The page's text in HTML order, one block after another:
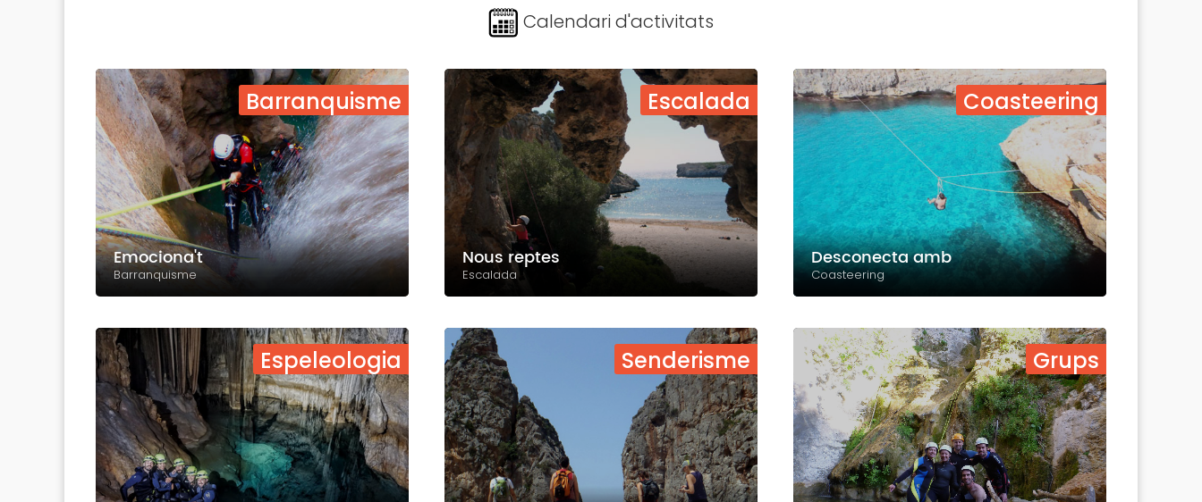
Calendari d'activitats
Barranquisme
Emociona't
Barranquisme
Escalada
Nous reptes
Escalada
Coasteering
Desconecta amb
Coasteering
Espeleologia Senderisme Grups